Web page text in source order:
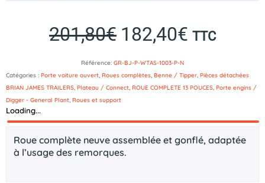
201,80€ Le
initial
était :
201,80€.
182,40€ Le
actuel
est :
TTC
Référence: GR-BJ-P-WTAS-1003-P-N
Catégories : Porte voiture ouvert, Roues complètes, Benne / Tipper, Pièces détachées
BRIAN JAMES TRAILERS, Plateau / Connect, ROUE COMPLETE 13 POUCES, Porte engins /
Digger - General Plant, Roues et support
Loading...
Description
Roue complète neuve assemblée et gonflé, adaptée
à l’usage des remorques.